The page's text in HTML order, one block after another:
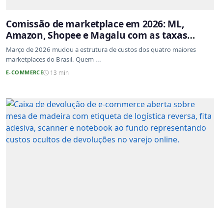
Comissão de marketplace em 2026: ML,
Amazon, Shopee e Magalu com as taxas
atualizadas
Março de 2026 mudou a estrutura de custos dos quatro maiores
marketplaces do Brasil. Quem ...
E-COMMERCE 13 min